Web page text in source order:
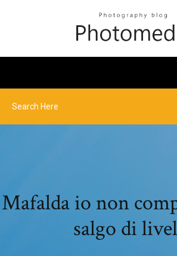
Mafalda io non
salgo di